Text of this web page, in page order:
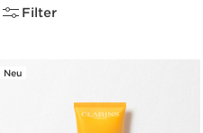
Filter
Neu